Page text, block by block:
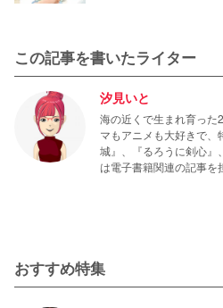
この記事を書いたライター
汐見いと
海の近くで生まれ育った
マもアニメも大好きで、
城』、『るろうに剣心
は電子書籍関連の記事を
おすすめ特集